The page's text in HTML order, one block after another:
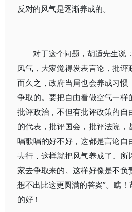
反对的风气是逐渐养成的。
对于这个问题，胡适先生说
风气，大家觉得发表言论，批评
而久之，政府当局也会养成习惯
争取的。要把自由看做空气一样
批评政治，不但有批评政策的自
的代表，批评国会，批评法院，
唱歌唱的好不好，这都是言论自
去行，这样就把风气养成了。所
家去争取来的。这样好像是不负
想不出比这更圆满的答案”。瞧
的好！